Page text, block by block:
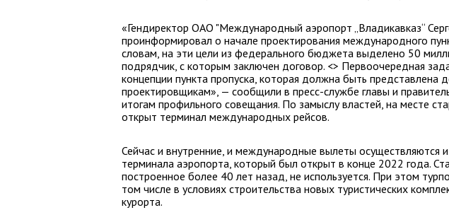
«Гендиректор ОАО "Международный аэропорт „Владикавказ“
проинформировал о начале проектирования международного
словам, на эти цели из федерального бюджета выделено 50
подрядчик, с которым заключен договор. <> Первоочередная
концепции пункта пропуска, которая должна быть представлена
проектировщикам», — сообщили в пресс-службе главы и
итогам профильного совещания. По замыслу властей, на месте
открыт терминал международных рейсов.
Сейчас и внутренние, и международные вылеты осуществляются
терминала аэропорта, который был открыт в конце 2022 года.
построенное более 40 лет назад, не используется. При этом
том числе в условиях строительства новых туристических
курорта.